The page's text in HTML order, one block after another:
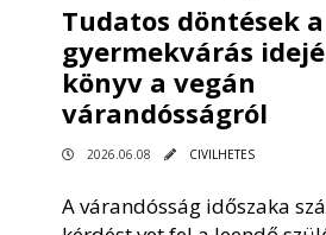
Tudatos döntések a
gyermekvárás
könyv a vegán
várandósságról
2026.06.08 CIVILHETES
A várandósság időszaka